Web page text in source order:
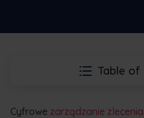
Table of
Cyfrowe zarządzanie